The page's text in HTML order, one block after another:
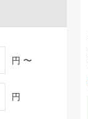
円 〜
円